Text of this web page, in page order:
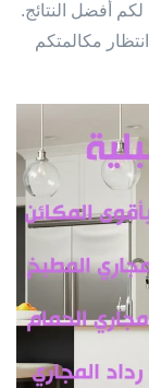
أفضل النتائج.
مكالمتكم